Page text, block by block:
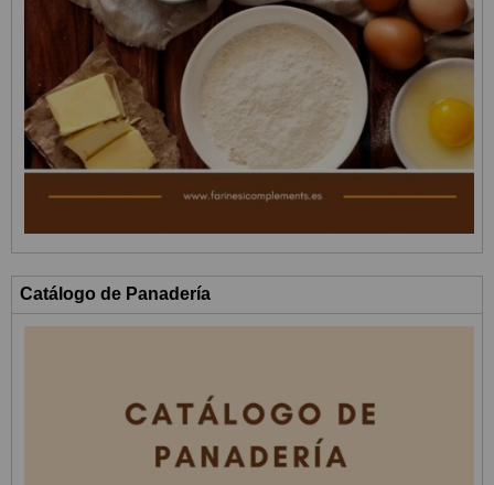
Catálogo de Panadería